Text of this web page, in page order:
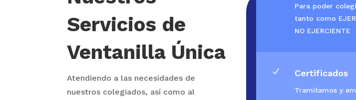
Servicios de
Ventanilla Única
Atendiendo a las necesidades de
nuestros colegiados, así como al
Para poder
tanto como
NO EJERCIENTE
N Certificados
Tramitamos y